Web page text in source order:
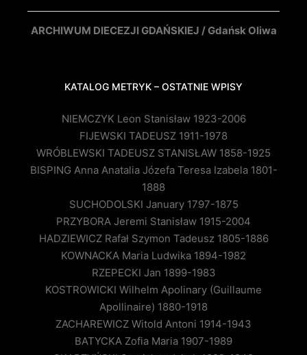
ARCHIWUM DIECEZJI GDAŃSKIEJ / Gdańsk Oliwa
KATALOG METRYK – OSTATNIE WPISY
NIEMCZYK Leon Stanisław 1923-2006
FIJEWSKI TADEUSZ 1911-1978
WRÓBLEWSKI TADEUSZ STANISŁAW 1858-1925
BISPING Anna Anatalia Józefa Teresa Izabela 1801-
1888
SUCHODOLSKI January 1797-1875
PRZYBORA Jeremi Stanisław 1915-2004
HADZIEWICZ Rafał Szymon Tadeusz 1805-1886
KOWNACKA Maria Ludwika 1894-1982
RZEPECKI Jan 1899-1983
KOSTROWICKI Wilhelm Apolinary (Guillaume
Apollinaire) 1880-1918
ZACHAREWICZ Witold Antoni 1914-1943
BATYCKA Zofia Maria 1907-1989